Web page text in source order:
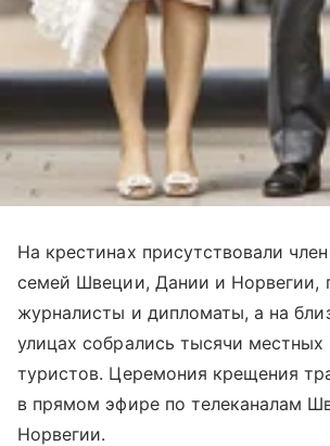
На крестинах присутствовали
семей Швеции, Дании и Норвегии,
журналисты и дипломаты, а на
улицах собрались тысячи
туристов. Церемония крещения
в прямом эфире по телеканалам
Норвегии.